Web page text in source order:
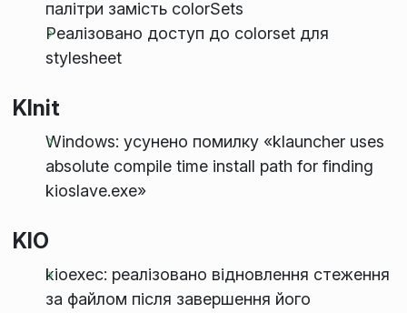
палітри замість colorSets
Реалізовано доступ до colorset для
stylesheet
KInit
Windows: усунено помилку «klauncher uses
absolute compile time install path for finding
kioslave.exe»
KIO
kioexec: реалізовано відновлення стеження
за файлом після завершення його